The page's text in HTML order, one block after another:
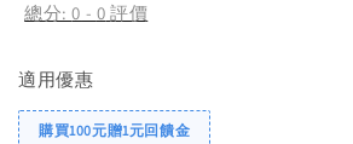
總分:0 - 0 評價
適用優惠
購買100元贈1元回饋金